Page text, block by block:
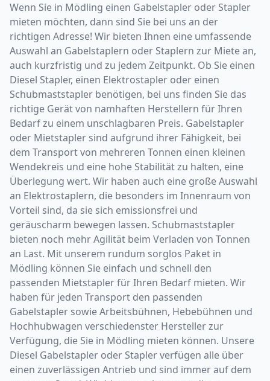
Wenn Sie in Mödling einen Gabelstapler oder Stapler
mieten möchten, dann sind Sie bei uns an der
richtigen Adresse! Wir bieten Ihnen eine umfassende
Auswahl an Gabelstaplern oder Staplern zur Miete an,
auch kurzfristig und zu jedem Zeitpunkt. Ob Sie einen
Diesel Stapler, einen Elektrostapler oder einen
Schubmaststapler benötigen, bei uns finden Sie das
richtige Gerät von namhaften Herstellern für Ihren
Bedarf zu einem unschlagbaren Preis. Gabelstapler
oder Mietstapler sind aufgrund ihrer Fähigkeit, bei
dem Transport von mehreren Tonnen einen kleinen
Wendekreis und eine hohe Stabilität zu halten, eine
Überlegung wert. Wir haben auch eine große Auswahl
an Elektrostaplern, die besonders im Innenraum von
Vorteil sind, da sie sich emissionsfrei und
geräuscharm bewegen lassen. Schubmaststapler
bieten noch mehr Agilität beim Verladen von Tonnen
an Last. Mit unserem rundum sorglos Paket in
Mödling können Sie einfach und schnell den
passenden Mietstapler für Ihren Bedarf mieten. Wir
haben für jeden Transport den passenden
Gabelstapler sowie Arbeitsbühnen, Hebebühnen und
Hochhubwagen verschiedenster Hersteller zur
Verfügung, die Sie in Mödling mieten können. Unsere
Diesel Gabelstapler oder Stapler verfügen alle über
einen zuverlässigen Antrieb und sind immer auf dem